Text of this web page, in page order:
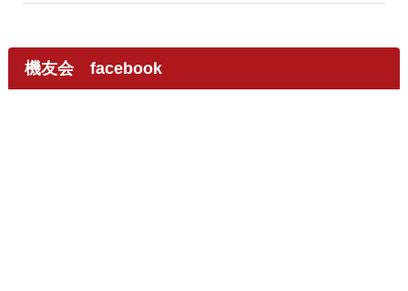
機友会 facebook